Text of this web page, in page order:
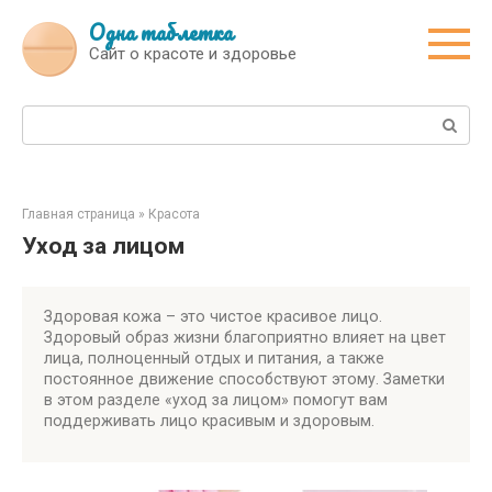
контенту
Одна таблетка
Сайт о красоте и здоровье
Поиск:
Главная страница » Красота
Уход за лицом
Здоровая кожа – это чистое красивое лицо.
Здоровый образ жизни благоприятно влияет на цвет
лица, полноценный отдых и питания, а также
постоянное движение способствуют этому. Заметки
в этом разделе «уход за лицом» помогут вам
поддерживать лицо красивым и здоровым.